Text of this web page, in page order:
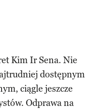
Kim Ir Sena. Nie
dostępnym
ciągle jeszcze
Odprawa na